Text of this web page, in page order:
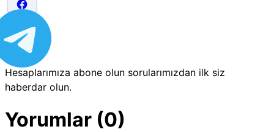
Hesaplarımıza abone olun sorularımızdan ilk siz
haberdar olun.
Yorumlar (0)